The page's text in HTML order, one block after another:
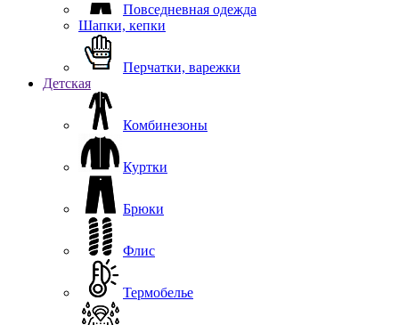
Повседневная одежда
Шапки, кепки
Перчатки, варежки
Детская
Комбинезоны
Куртки
Брюки
Флис
Термобелье